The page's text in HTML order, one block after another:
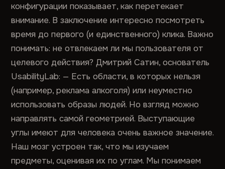
конфигурации показывает, как перетекает
внимание. В заключение интересно посмотреть
время до первого (и единственного) клика. Важно
понимать: не отвлекаем ли мы пользователя от
целевого действия? Дмитрий Сатин, основатель
UsabilityLab: — Есть области, в которых нельзя
(например, реклама алкоголя) или неуместно
использовать образы людей. Но взгляд можно
направлять самой геометрией. Выступающие
углы имеют для человека очень важное значение.
Наш мозг устроен так, что мы изучаем
предметы, оценивая их по углам. Мы понимаем